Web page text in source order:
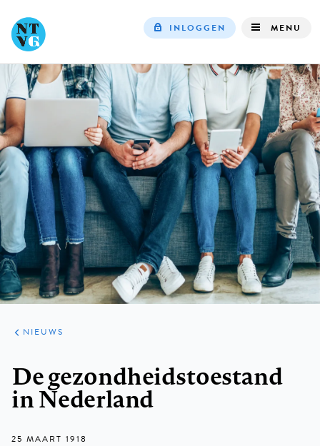
navigation
INLOGGEN MENU
ARTIKELEN
HET
KORT
NIEUWS
De gezondheidstoestand
in Nederland
25 MAART 1918